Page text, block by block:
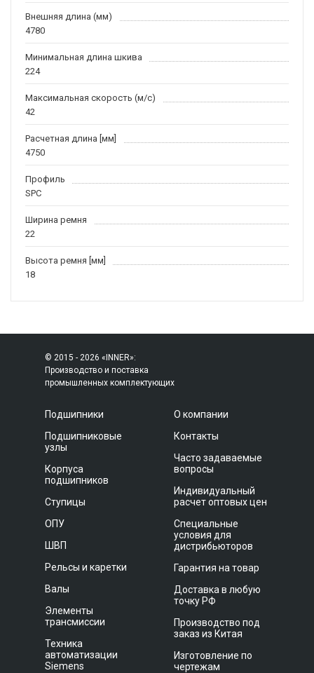
Внешняя длина (мм)
4780
Минимальная длина шкива
224
Максимальная скорость (м/c)
42
Расчетная длина [мм]
4750
Профиль
SPC
Ширина ремня
22
Высота ремня [мм]
18
© 2015 - 2026 «INNER»:
Производство и поставка
промышленных комплектующих
Подшипники
Подшипниковые
узлы
Корпуса
подшипников
Ступицы
ОПУ
ШВП
Рельсы и каретки
Валы
Элементы
трансмиссии
Техника
автоматизации
Siemens
О компании
Контакты
Часто задаваемые
вопросы
Индивидуальный
расчет оптовых цен
Специальные
условия для
дистрибьюторов
Гарантия на товар
Доставка в любую
точку РФ
Производство под
заказ из Китая
Изготовление по
чертежам